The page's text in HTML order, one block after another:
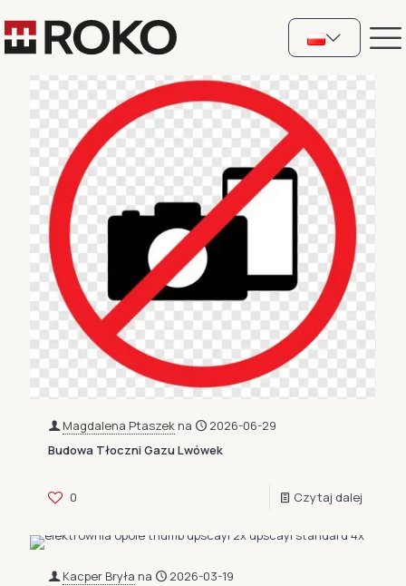
Magdalena Ptaszek na
2026-06-29
Budowa Tłoczni Gazu Lwówek
0 Czytaj dalej
Kacper Bryła na
2026-03-19